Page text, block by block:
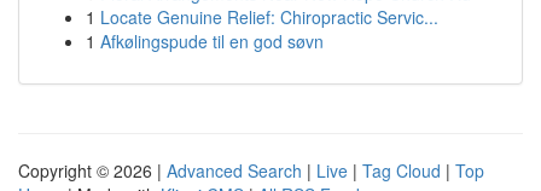
1 Locate Genuine Relief: Chiropractic Servic...
1 Afkølingspude til en god søvn
Copyright © 2026 | Advanced Search | Live | Tag Cloud | Top